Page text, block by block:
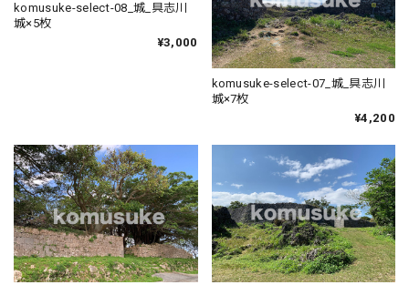
komusuke-select-08_城_具志川
城×5枚
¥3,000
komusuke-select-07_城_具志川
城×7枚
¥4,200